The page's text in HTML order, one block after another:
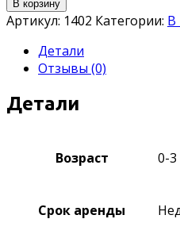
В корзину
Артикул: 1402 Категории: В
Детали
Отзывы (0)
Детали
Возраст 0-3
Срок аренды